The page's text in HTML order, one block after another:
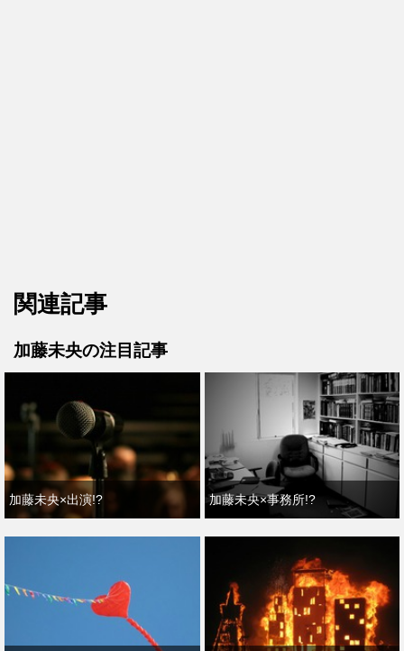
関連記事
加藤未央の注目記事
加藤未央×出演!? 加藤未央×事務所!?